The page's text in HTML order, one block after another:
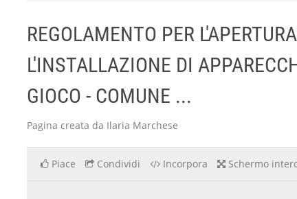
REGOLAMENTO PER
L'INSTALLAZIONE DI
GIOCO - COMUNE ...
Pagina creata da Ilaria Marchese
Piace Condividi Incorpora Schermo